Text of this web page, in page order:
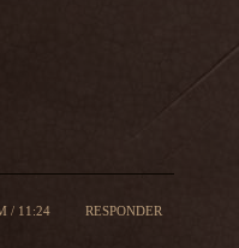
/ 11:24 RESPONDER